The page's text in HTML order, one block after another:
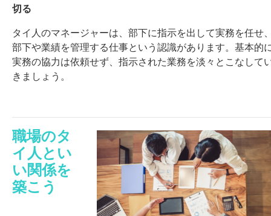
切る
タイ人のマネージャーは、部下に指示を出して実務を任せ
部下や業績を管理する仕事という認識があります。基本的
実務の協力は依頼せず、指示された業務を淡々とこなして
きましょう。
職場のタ
イ人とい
い関係を
築こう